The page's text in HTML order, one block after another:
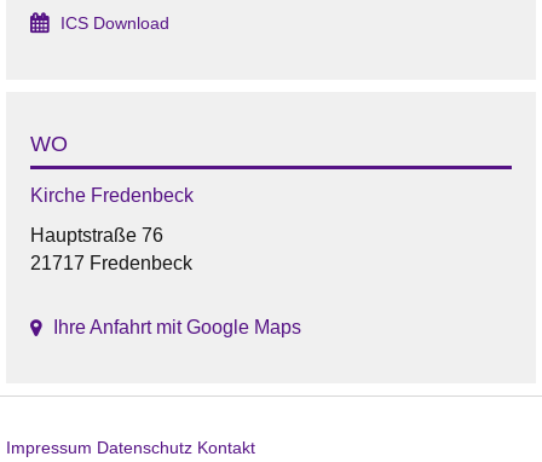
ICS Download
WO
Kirche Fredenbeck
Hauptstraße 76
21717 Fredenbeck
Ihre Anfahrt mit Google Maps
Impressum Datenschutz Kontakt